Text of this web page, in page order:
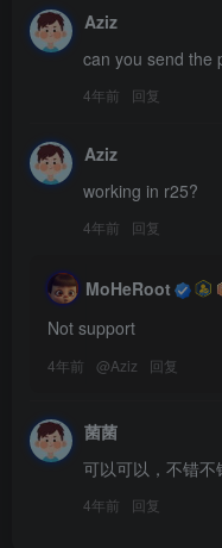
Aziz
can you send the
4年前 回复
Aziz
working in r25?
4年前 回复
MoHeRoot
Not support
4年前 @Aziz 回复
菌菌
可以可以，不错不
4年前 回复